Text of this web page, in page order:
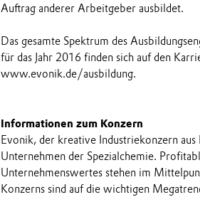
Auftrag anderer Arbeitgeber ausbildet.
Das gesamte Spektrum des
für das Jahr 2016 finden sich auf den
www.evonik.de/ausbildung.
Informationen zum Konzern
Evonik, der kreative Industriekonzern
Unternehmen der Spezialchemie.
Unternehmenswertes stehen im
Konzerns sind auf die wichtigen